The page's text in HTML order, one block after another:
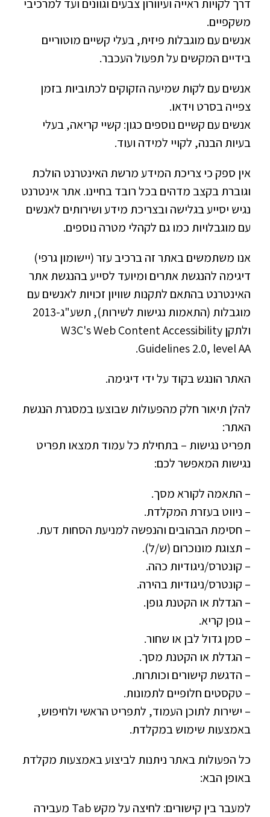
דרך לקויות ראייה ועיוורון צבעים וגוונים ועד למרכיבי
משקפיים.
אנשים עם מוגבלות פיזית, בעלי קשיים מוטוריים
בידיים המקשים על תפעול העכבר.
אנשים עם לקות שמיעה הזקוקים לכתוביות בזמן
צפייה בסרט וידאו.
אנשים עם קשיים נוספים כגון: קשיי קריאה, בעלי
בעיות הבנה, לקויי למידה ועוד.
אין ספק כי צריכת המידע מרשת האינטרנט הולכת
וגוברת בקצב מדהים בכל רובד בחיינו. אתר אינטרנט
נגיש יסייע בגלישה ובצריכת מידע ושירותים לאנשים
עם מוגבלויות כמו גם לקהלי מטרה נוספים.
אנו משתמשים באתר זה ברכיב עזר (יישומון גרפי)
דיגימה להנגשת אתרים ומיועד לסייע בהנגשת אתר
האינטרנט בהתאם לתקנות שוויון זכויות לאנשים עם
מוגבלות (התאמות נגישות לשירות), תשע"ג-2013
ולתקן W3C's Web Content Accessibility
Guidelines 2.0, level AA.
האתר הונגש בקוד על ידי דיגימה.
להלן תיאור חלק מהפעולות שבוצעו במסגרת הנגשת
האתר:​
תפריט נגישות – בתחילת כל עמוד תמצאו תפריט
נגישות המאפשר לכם:
– התאמה לקורא מסך.
– ניווט בעזרת המקלדת.
– חסימת הבהובים והנפשה למניעת הסחות דעת.
– תצוגת מונוכרום (ש/ל).
– קונטרס/ניגודיות כהה.
– קונטרס/ניגודיות בהירה.
– הגדלת או הקטנת גופן.
– גופן קריא.
– סמן גדול לבן או שחור.
– הגדלת או הקטנת מסך.
– הדגשת קישורים וכותרות.
– טקסטים חלופיים לתמונות.
– ישירות לתוכן העמוד, לתפריט הראשי ולחיפוש,
באמצעות שימוש במקלדת.
כל הפעולות באתר ניתנות לביצוע באמצעות מקלדת
באופן הבא:​
למעבר בין קישורים: לחיצה על מקש Tab מעבירה